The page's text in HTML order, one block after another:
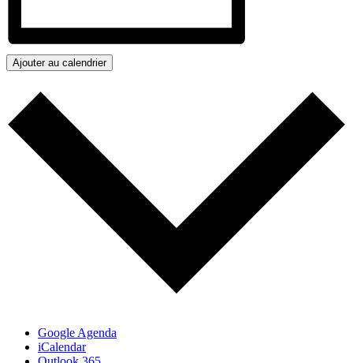
Ajouter au calendrier
Google Agenda
iCalendar